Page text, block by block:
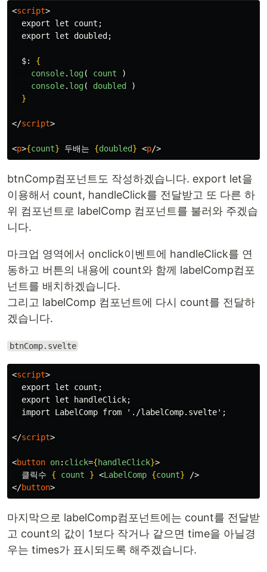
<script>
  export let count;
  export let doubled;
  $:
{
console. log( count
)
console. log( doubled
)
}
</script>
<p>{count} 두배는 {doubled} <p/>
btnComp컴포넌트도 작성하겠습니다. export let을
이용해서 count, handleClick를 전달받고 또 다른 하
위 컴포넌트로 labelComp 컴포넌트를 불러와 주겠습
니다.
마크업 영역에서 onclick이벤트에 handleClick를 연
동하고 버튼의 내용에 count와 함께 labelComp컴포
넌트를 배치하겠습니다.
그리고 labelComp 컴포넌트에 다시 count를 전달하
겠습니다.
btnComp.svelte
<script>
  export let count;
  export let handleClick;
  import LabelComp from './labelComp.svelte';
</script>
<button on: click={handleClick}>
  클릭수
{ count } <LabelComp {count}
/>
</button>
마지막으로 labelComp컴포넌트에는 count를 전달받
고 count의 값이 1보다 작거나 같으면 time을 아닐경
우는 times가 표시되도록 해주겠습니다.